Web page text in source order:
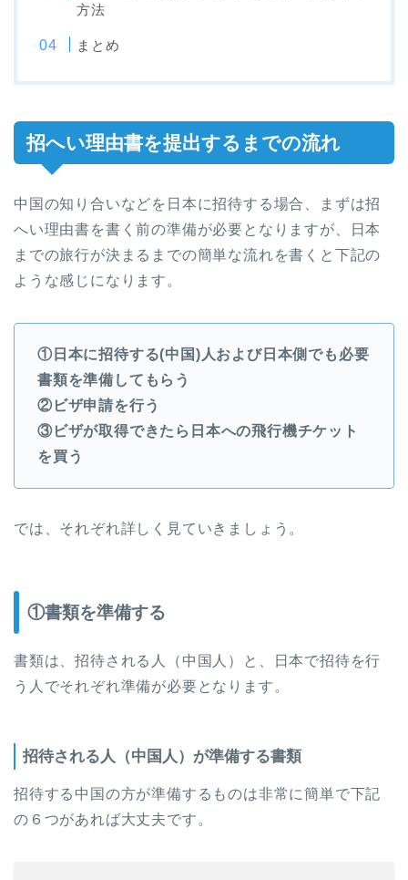
方法
まとめ
招へい理由書を提出するまでの流れ
中国の知り合いなどを日本に招待する場合、まずは招
へい理由書を書く前の準備が必要となりますが、日本
までの旅行が決まるまでの簡単な流れを書くと下記の
ような感じになります。
①日本に招待する(中国)人および日本側でも必要
書類を準備してもらう
②ビザ申請を行う
③ビザが取得できたら日本への飛行機チケット
を買う
では、それぞれ詳しく見ていきましょう。
①書類を準備する
書類は、招待される人（中国人）と、日本で招待を行
う人でそれぞれ準備が必要となります。
招待される人（中国人）が準備する書類
招待する中国の方が準備するものは非常に簡単で下記
の６つがあれば大丈夫です。